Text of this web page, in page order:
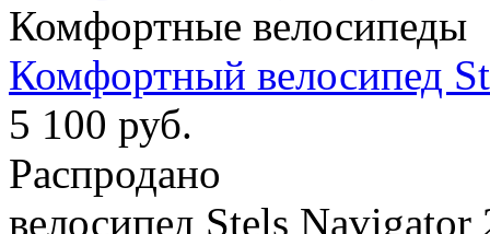
Комфортные велосипеды
Комфортный велосипед
5 100 руб.
Распродано
велосипед Stels